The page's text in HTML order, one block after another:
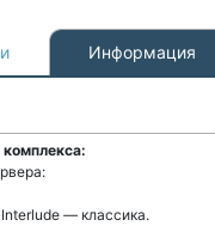
Информация
— классика.